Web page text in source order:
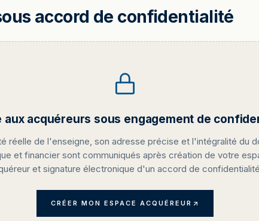
accord de confidentialité
aux acquéreurs sous engagement de
réelle de l'enseigne, son adresse précise et l'intégralité du
et financier sont communiqués après création de votre
et signature électronique d'un accord de
CRÉER MON ESPACE ACQUÉREUR